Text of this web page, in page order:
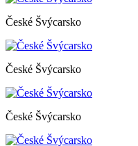
České Švýcarsko
České Švýcarsko
České Švýcarsko